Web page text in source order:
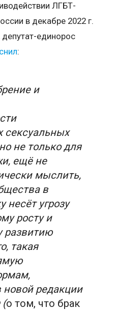
ЛГБТ-
в декабре 2022 г.
единорос
:
и
сексуальных
не только для
ещё не
мыслить,
в
несёт угрозу
росту и
развитию
такая
редакции
(о том, что брак